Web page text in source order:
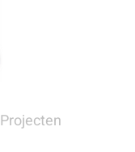
Projecten